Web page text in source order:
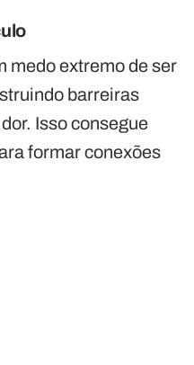
medo extremo de ser
barreiras
Isso consegue
formar conexões